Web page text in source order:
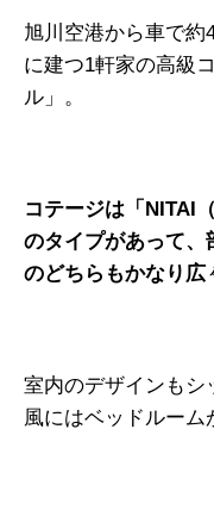
旭川空港から車で約
に建つ1軒家の高級
ル」。
コテージは「NITAI
のタイプがあって、
のどちらもかなり広
室内のデザインもシ
風にはベッドルーム